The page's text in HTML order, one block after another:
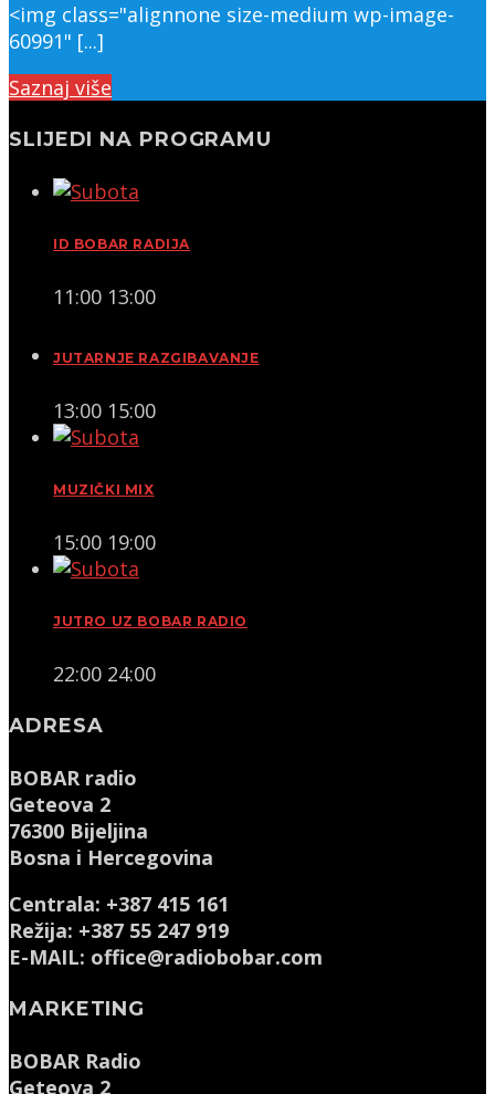
<img class="alignnone size-medium wp-image-
60991" [...]
Saznaj više
SLIJEDI NA PROGRAMU
ID BOBAR RADIJA
11:00 13:00
JUTARNJE RAZGIBAVANJE
13:00 15:00
MUZIČKI MIX
15:00 19:00
JUTRO UZ BOBAR RADIO
22:00 24:00
ADRESA
BOBAR radio
Geteova 2
76300 Bijeljina
Bosna i Hercegovina
Centrala: +387 415 161
Režija: +387 55 247 919
E-MAIL: office@radiobobar.com
MARKETING
BOBAR Radio
Geteova 2